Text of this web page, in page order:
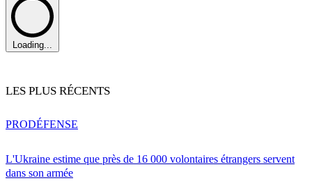
Loading...
LES PLUS RÉCENTS
L'Ukraine estime que près de 16 000 volontaires étrangers servent
dans son armée
PRODÉFENSE